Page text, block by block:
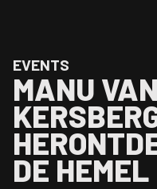
EVENTS
MANU VAN
DE HEMEL